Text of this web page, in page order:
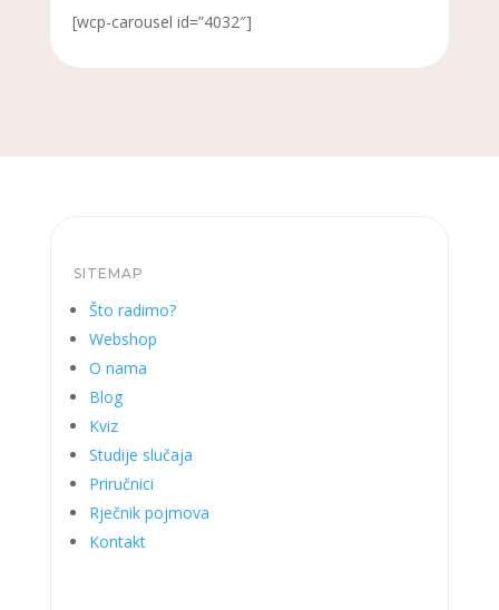
[wcp-carousel id=”4032″]
SITEMAP
Što radimo?
Webshop
O nama
Blog
Kviz
Studije slučaja
Priručnici
Rječnik pojmova
Kontakt